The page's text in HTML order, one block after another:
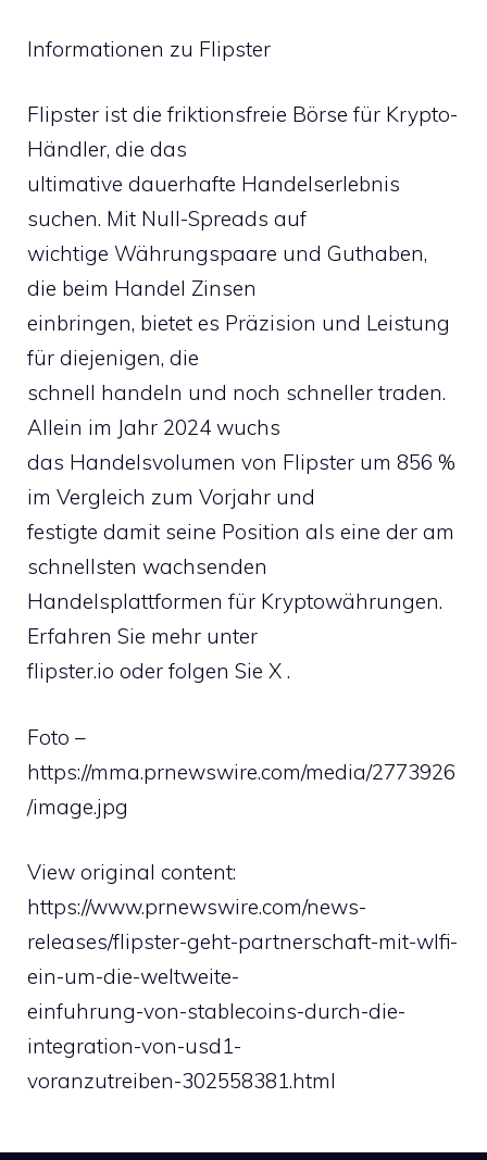
Informationen zu Flipster
Flipster ist die friktionsfreie Börse für Krypto-
Händler, die das
ultimative dauerhafte Handelserlebnis
suchen. Mit Null-Spreads auf
wichtige Währungspaare und Guthaben,
die beim Handel Zinsen
einbringen, bietet es Präzision und Leistung
für diejenigen, die
schnell handeln und noch schneller traden.
Allein im Jahr 2024 wuchs
das Handelsvolumen von Flipster um 856 %
im Vergleich zum Vorjahr und
festigte damit seine Position als eine der am
schnellsten wachsenden
Handelsplattformen für Kryptowährungen.
Erfahren Sie mehr unter
flipster.io oder folgen Sie X .
Foto –
https://mma.prnewswire.com/media/2773926
/image.jpg
View original content:
https://www.prnewswire.com/news-
releases/flipster-geht-partnerschaft-mit-wlfi-
ein-um-die-weltweite-
einfuhrung-von-stablecoins-durch-die-
integration-von-usd1-
voranzutreiben-302558381.html